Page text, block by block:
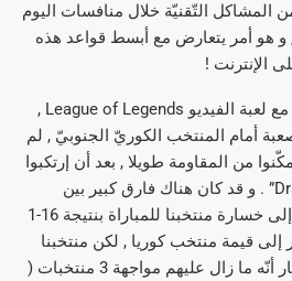
المشاكل التّقنيّة خلال منافسات اليوم
, و هو أمر يتعارض مع أبسط قواعد هذه
الإنترنت !
على كلّ حال , البداية كانت مع لعبة الفيديو League of Legends ,
أمام المنتخب الكوريّ الجنوبيّ , لم
من المقاومة طويلا , بعد أن إرتكبوا
أخطاءا على مستوى ال”Draft” . و قد كان هناك فارق كبير بين
المنتخبين ممّا أدّى منطقيّا إلى خسارة منتخبنا للمباراة بنتيجة 16-1
إلى قيمة منتخب كوريا , لكن منتخبنا
مدعوّ إلى مزيد العمل بإعتبار أنّه ما زال عليهم مواجهة 3 منتخبات (